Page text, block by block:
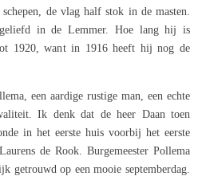
de vlag half stok in de masten.
in de Lemmer. Hoe lang hij is
1920, want in 1916 heeft hij nog de
een aardige rustige man, een echte
Ik denk dat de heer Daan toen
in het eerste huis voorbij het eerste
de Rook. Burgemeester Pollema
getrouwd op een mooie septemberdag.